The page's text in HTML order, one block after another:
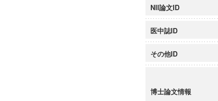
NII論文ID
医中誌ID
その他ID
博士論文情報